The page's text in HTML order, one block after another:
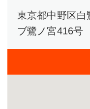
東京都中野区
ブ鷺ノ宮416号